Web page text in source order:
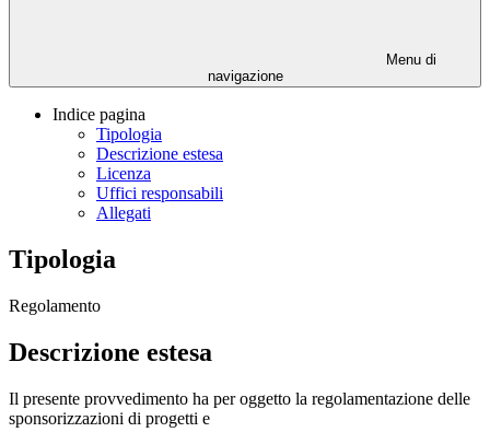
Menu di
navigazione
Indice pagina
Tipologia
Descrizione estesa
Licenza
Uffici responsabili
Allegati
Tipologia
Regolamento
Descrizione estesa
Il presente provvedimento ha per oggetto la regolamentazione delle
sponsorizzazioni di progetti e